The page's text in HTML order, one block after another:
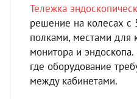
Тележка
решение на колесах с
полками, местами для
монитора и
где оборудование
между кабинетами.